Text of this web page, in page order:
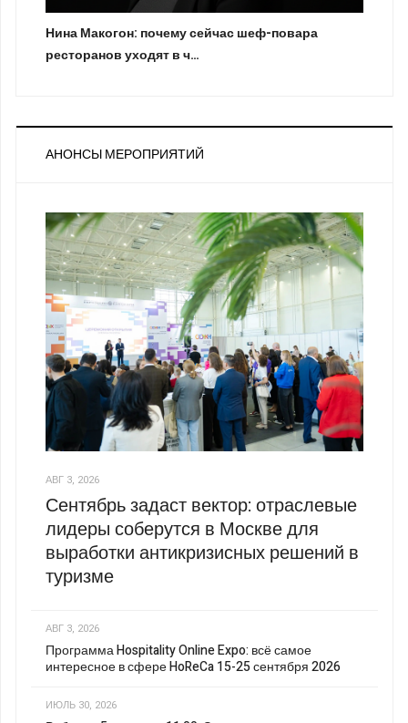
Нина Макогон: почему сейчас шеф-повара
ресторанов уходят в ч…
АНОНСЫ МЕРОПРИЯТИЙ
АВГ 3, 2026
Сентябрь задаст вектор: отраслевые
лидеры соберутся в Москве для
выработки антикризисных решений в
туризме
АВГ 3, 2026
Программа Hospitality Online Expo: всё самое
интересное в сфере HoReCa 15-25 сентября 2026
ИЮЛЬ 30, 2026